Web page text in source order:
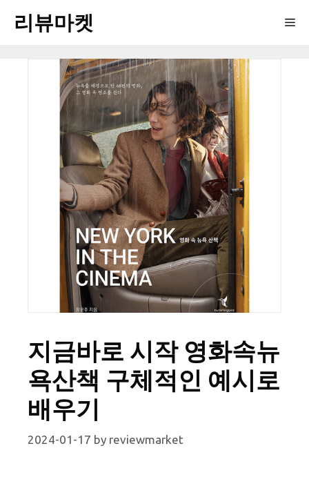
리뷰마켓
지금바로 시작 영화속뉴
욕산책 구체적인 예시로
배우기
2024-01-17 by reviewmarket